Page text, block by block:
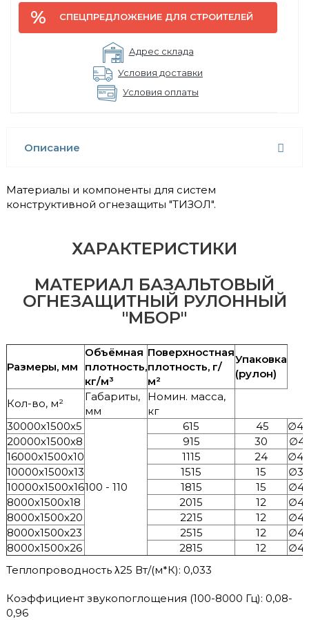
СПЕЦПРЕДЛОЖЕНИЕ ДЛЯ СТРОИТЕЛЕЙ
Адрес склада
Условия доставки
Условия оплаты
Описание
Материалы и компоненты для систем
конструктивной огнезащиты "ТИЗОЛ".
ХАРАКТЕРИСТИКИ
МАТЕРИАЛ БАЗАЛЬТОВЫЙ
ОГНЕЗАЩИТНЫЙ РУЛОННЫЙ
"МБОР"
Размеры, мм
Объёмная
плотность,
кг/м³
Поверхностная
плотность, г/
м²
Упаковка
(рулон)
Кол-во, м²
Габариты,
мм
Номин. масса,
кг
30000х1500х5
100 - 110
615 45
20000х1500х8
915 30
16000х1500х10
1115 24
10000х1500х13
1515 15
10000х1500х16
1815 15
8000х1500х18
2015 12
8000х1500х20
2215 12
8000х1500х23
2515 12
8000х1500х26
2815 12
Теплопроводность λ25 Вт/(м*К): 0,033
Коэффициент звукопоглощения (100-8000 Гц): 0,08-
0,96